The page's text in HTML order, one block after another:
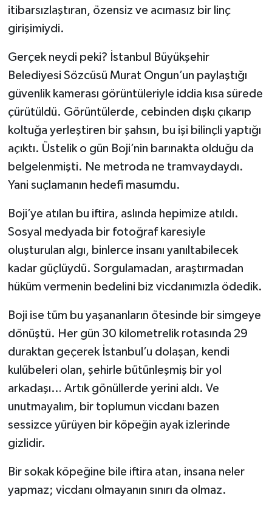
itibarsızlaştıran, özensiz ve acımasız bir linç
girişimiydi.
Gerçek neydi peki? İstanbul Büyükşehir
Belediyesi Sözcüsü Murat Ongun’un paylaştığı
güvenlik kamerası görüntüleriyle iddia kısa sürede
çürütüldü. Görüntülerde, cebinden dışkı çıkarıp
koltuğa yerleştiren bir şahsın, bu işi bilinçli yaptığı
açıktı. Üstelik o gün Boji’nin barınakta olduğu da
belgelenmişti. Ne metroda ne tramvaydaydı.
Yani suçlamanın hedefi masumdu.
Boji’ye atılan bu iftira, aslında hepimize atıldı.
Sosyal medyada bir fotoğraf karesiyle
oluşturulan algı, binlerce insanı yanıltabilecek
kadar güçlüydü. Sorgulamadan, araştırmadan
hüküm vermenin bedelini biz vicdanımızla ödedik.
Boji ise tüm bu yaşananların ötesinde bir simgeye
dönüştü. Her gün 30 kilometrelik rotasında 29
duraktan geçerek İstanbul’u dolaşan, kendi
kulübeleri olan, şehirle bütünleşmiş bir yol
arkadaşı… Artık gönüllerde yerini aldı. Ve
unutmayalım, bir toplumun vicdanı bazen
sessizce yürüyen bir köpeğin ayak izlerinde
gizlidir.
Bir sokak köpeğine bile iftira atan, insana neler
yapmaz; vicdanı olmayanın sınırı da olmaz.